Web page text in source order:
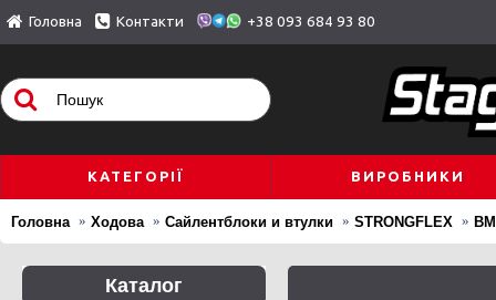
Головна Контакти +38 093 684 93 80
КАТЕГОРІЇ ВИРОБНИКИ
Головна Ходова Сайлентблоки и втулки STRONGFLEX
Каталог